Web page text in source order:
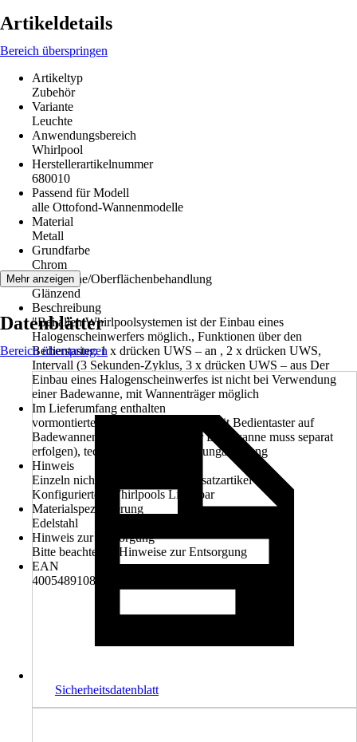
Artikeldetails
Bereich überspringen
Artikeltyp
Zubehör
Variante
Leuchte
Anwendungsbereich
Whirlpool
Herstellerartikelnummer
680010
Passend für Modell
alle Ottofond-Wannenmodelle
Material
Metall
Grundfarbe
Chrom
Oberfläche/Oberflächenbehandlung
Glänzend
Beschreibung
"Bei allen Whirlpoolsystemen ist der Einbau eines
Halogenscheinwerfers möglich., Funktionen über den
Bedientaster: 1 x drücken UWS – an , 2 x drücken UWS,
Intervall (3 Sekunden-Zyklus, 3 x drücken UWS – aus Der
Einbau eines Halogenscheinwerfes ist nicht bei Verwendung
einer Badewanne, mit Wannenträger möglich
Im Lieferumfang enthalten
vormontierter Halogenscheinwerfer mit Bedientaster auf
Badewannenrand, (Bestellung der Badewanne muss separat
erfolgen), technische Bedienanleitunganleitung
Hinweis
Einzeln nicht erhältlich nur als Zusatzartikel eines
Konfigurierten Whirlpools Lieferbar
Materialspezifizierung
Edelstahl
Hinweis zur Entsorgung
Bitte beachte die Hinweise zur Entsorgung
EAN
4005489108724
Mehr anzeigen
Datenblätter
Bereich überspringen
Sicherheitsdatenblatt